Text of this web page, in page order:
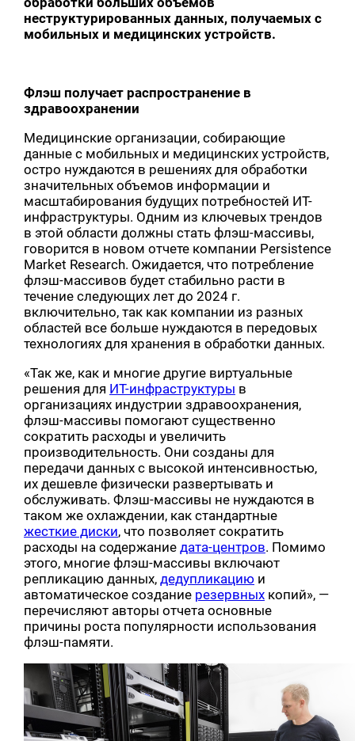
неструктурированных данных, получаемых с
мобильных и медицинских устройств.
Флэш получает распространение в
здравоохранении
Медицинские организации, собирающие
данные с мобильных и медицинских устройств,
остро нуждаются в решениях для обработки
значительных объемов информации и
масштабирования будущих потребностей ИТ-
инфраструктуры. Одним из ключевых трендов
в этой области должны стать флэш-массивы,
говорится в новом отчете компании Persistence
Market Research. Ожидается, что потребление
флэш-массивов будет стабильно расти в
течение следующих лет до 2024 г.
включительно, так как компании из разных
областей все больше нуждаются в передовых
технологиях для хранения в обработки данных.
«Так же, как и многие другие виртуальные
решения для ИТ-инфраструктуры в
организациях индустрии здравоохранения,
флэш-массивы помогают существенно
сократить расходы и увеличить
производительность. Они созданы для
передачи данных с высокой интенсивностью,
их дешевле физически развертывать и
обслуживать. Флэш-массивы не нуждаются в
таком же охлаждении, как стандартные
жесткие диски, что позволяет сократить
расходы на содержание дата-центров. Помимо
этого, многие флэш-массивы включают
репликацию данных, дедупликацию и
автоматическое создание резервных копий», —
перечисляют авторы отчета основные
причины роста популярности использования
флэш-памяти.